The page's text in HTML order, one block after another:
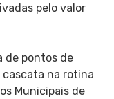
pelo valor
de pontos de
na rotina
Municipais de